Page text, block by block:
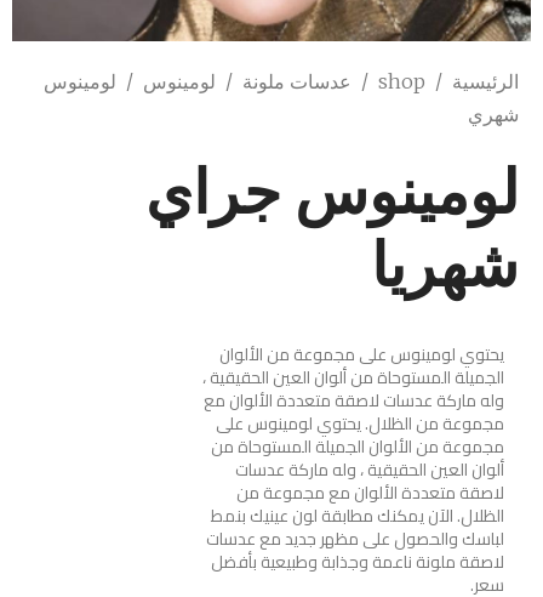
الرئيسية /
shop
/ عدسات ملونة / لومينوس / لومينوس
شهري
لومينوس جراي
شهريا
يحتوي لومينوس على مجموعة من الألوان
الجميلة المستوحاة من ألوان العين الحقيقية ،
وله ماركة عدسات لاصقة متعددة الألوان مع
مجموعة من الظلال. يحتوي لومينوس على
مجموعة من الألوان الجميلة المستوحاة من
ألوان العين الحقيقية ، وله ماركة عدسات
لاصقة متعددة الألوان مع مجموعة من
الظلال. الآن يمكنك مطابقة لون عينيك بنمط
لباسك والحصول على مظهر جديد مع عدسات
لاصقة ملونة ناعمة وجذابة وطبيعية بأفضل
سعر.